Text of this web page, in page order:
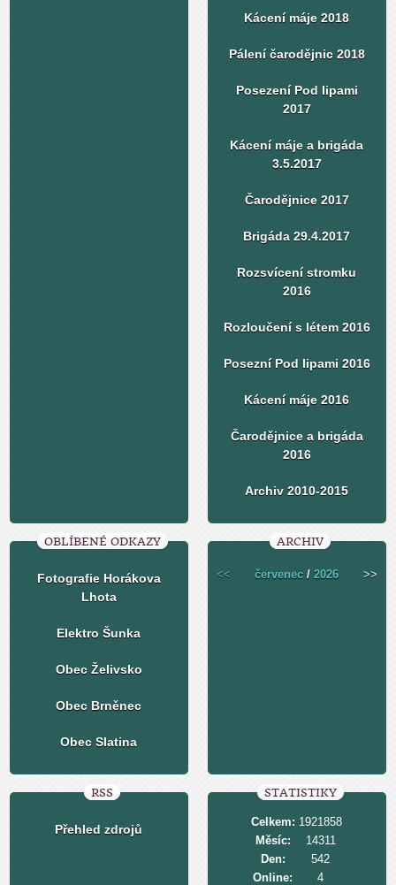
Kácení máje 2018
Pálení čarodějnic 2018
Posezení Pod lipami
2017
Kácení máje a brigáda
3.5.2017
Čarodějnice 2017
Brigáda 29.4.2017
Rozsvícení stromku
2016
Rozloučení s létem 2016
Posezní Pod lipami 2016
Kácení máje 2016
Čarodějnice a brigáda
2016
Archiv 2010-2015
OBLÍBENÉ ODKAZY
Fotografie Horákova
Lhota
Elektro Šunka
Obec Želivsko
Obec Brněnec
Obec Slatina
ARCHIV
<< červenec /2026 >>
RSS
Přehled zdrojů
STATISTIKY
Online: 4
Celkem: 1921858
Měsíc:
14311
Den:
542